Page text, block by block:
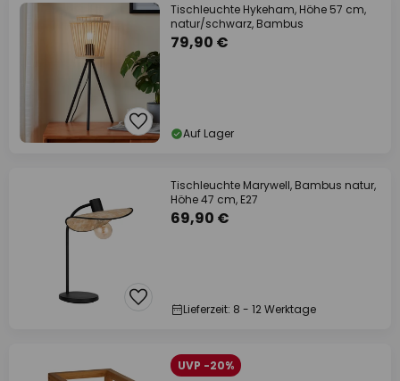
Tischleuchte Hykeham, Höhe 57 cm,
natur/schwarz, Bambus
79,90 €
Auf Lager
Tischleuchte Marywell, Bambus natur,
Höhe 47 cm, E27
69,90 €
Lieferzeit: 8 - 12 Werktage
UVP -20%